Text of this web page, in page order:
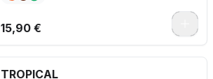
15,90 €
TROPICAL